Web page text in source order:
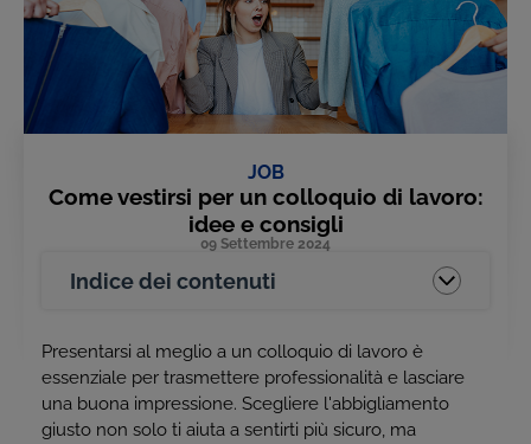
JOB
Come vestirsi per un colloquio di lavoro:
idee e consigli
09 Settembre 2024
Indice dei contenuti
Presentarsi al meglio a un colloquio di lavoro è
essenziale per trasmettere professionalità e lasciare
una buona impressione. Scegliere l'abbigliamento
giusto non solo ti aiuta a sentirti più sicuro, ma